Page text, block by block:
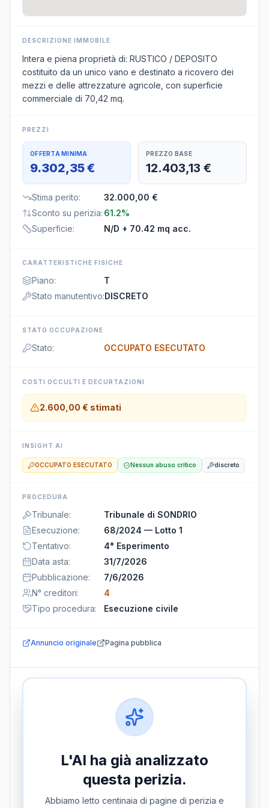
DESCRIZIONE IMMOBILE
Intera e piena proprietà di: RUSTICO / DEPOSITO
costituito da un unico vano e destinato a ricovero dei
mezzi e delle attrezzature agricole, con superficie
commerciale di 70,42 mq.
PREZZI
OFFERTA MINIMA
9.302,35 €
PREZZO BASE
12.403,13 €
Stima perito:
32.000,00 €
Sconto su perizia: 61.2%
Superficie: N/D + 70.42 mq acc.
CARATTERISTICHE FISICHE
Piano:
T
Stato manutentivo:DISCRETO
STATO OCCUPAZIONE
Stato: OCCUPATO ESECUTATO
COSTI OCCULTI E DECURTAZIONI
2.600,00 € stimati
INSIGHT AI
OCCUPATO ESECUTATO Nessun abuso critico discreto
PROCEDURA
Tribunale:
Tribunale di SONDRIO
Esecuzione:
68/2024 — Lotto 1
Tentativo:
4° Esperimento
Data asta:
31/7/2026
Pubblicazione:
7/6/2026
N° creditori:
4
Tipo procedura: Esecuzione civile
Annuncio originale Pagina pubblica
L'AI ha già analizzato
questa perizia.
Abbiamo letto centinaia di pagine di perizia e